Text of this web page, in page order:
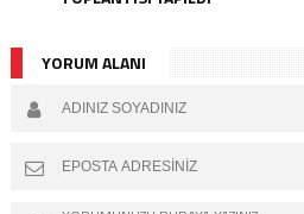
YORUM ALANI